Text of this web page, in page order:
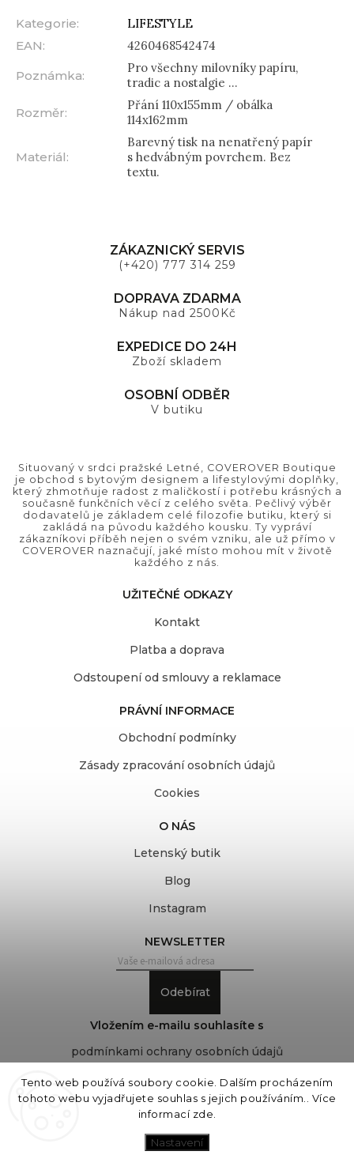
Tento web používá soubory cookie. Dalším procházením
tohoto webu vyjadřujete souhlas s jejich používáním.. Více
informací zde
Nastavení
Kategorie:
LIFESTYLE
EAN:
4260468542474
Poznámka:
Pro všechny milovníky papíru,
tradic a nostalgie ...
Rozměr:
Přání 110x155mm / obálka
114x162mm
Materiál:
Barevný tisk na nenatřený papír
s hedvábným povrchem. Bez
textu.
ZÁKAZNICKÝ SERVIS
(+420) 777 314 259
DOPRAVA ZDARMA
Nákup nad 2500Kč
EXPEDICE DO 24H
Zboží skladem
OSOBNÍ ODBĚR
V butiku
Situovaný v srdci pražské Letné, COVEROVER Boutique
je obchod s bytovým designem a lifestylovými doplňky,
který zhmotňuje radost z maličkostí i potřebu krásných a
současně funkčních věcí z celého světa. Pečlivý výběr
dodavatelů je základem celé filozofie butiku, který si
zakládá na původu každého kousku. Ty vypráví
zákazníkovi příběh nejen o svém vzniku, ale už přímo v
COVEROVER naznačují, jaké místo mohou mít v životě
každého z nás.
UŽITEČNÉ ODKAZY
Kontakt
Platba a doprava
Odstoupení od smlouvy a reklamace
PRÁVNÍ INFORMACE
Obchodní podmínky
Zásady zpracování osobních údajů
Cookies
O NÁS
Letenský butik
Blog
Instagram
NEWSLETTER
Odebírat
Vložením e-mailu souhlasíte s
podmínkami ochrany osobních údajů
COVEROVER
Upravit nastavení cookies